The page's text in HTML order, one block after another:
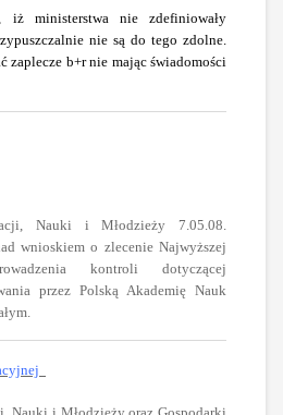
iż ministerstwa nie zdefiniowały
nie są do tego zdolne.
zaplecze b+r nie mając świadomości
Nauki i Młodzieży 7.05.08.
wnioskiem o zlecenie Najwyższej
kontroli dotyczącej
przez Polską Akademię Nauk